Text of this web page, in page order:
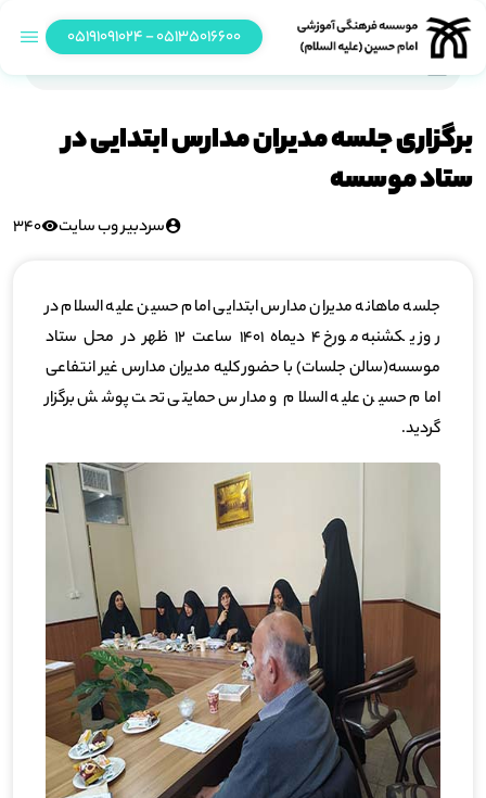
05135016600 - 05191091024
برگزاری جلسه مدیران مدارس ابتدایی در
ستاد موسسه
سردبیر وب سایت 340
جلسه ماهانه مدیران مدارس ابتدایی امام حسین علیه السلام در
روز یکشنبه مورخ 4 دیماه 1401 ساعت 12 ظهر در محل ستاد
موسسه(سالن جلسات) با حضور کلیه مدیران مدارس غیر انتفاعی
امام حسین علیه السلام و مدارس حمایتی تحت پوشش برگزار
گردید.